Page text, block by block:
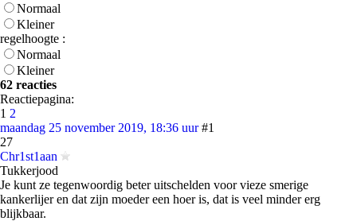
Normaal
Kleiner
regelhoogte :
Normaal
Kleiner
62 reacties
Reactiepagina:
1 2
maandag 25 november 2019, 18:36 uur #1
27
Chr1st1aan
Tukkerjood
Je kunt ze tegenwoordig beter uitschelden voor vieze smerige
kankerlijer en dat zijn moeder een hoer is, dat is veel minder erg
blijkbaar.